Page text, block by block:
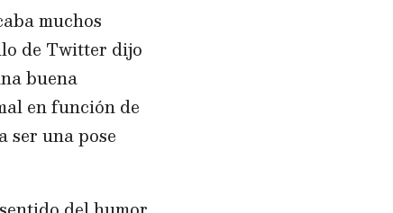
muchos
de Twitter dijo
buena
en función de
ser una pose